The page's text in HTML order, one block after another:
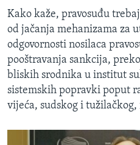
Kako kaže, pravosuđu
od jačanja mehanizama za
odgovornosti nosilaca
pooštravanja sankcija,
bliskih srodnika u institut
sistemskih popravki poput
vijeća, sudskog i tužilačkog,